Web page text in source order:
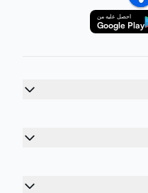
احصل عليه من
Google Play